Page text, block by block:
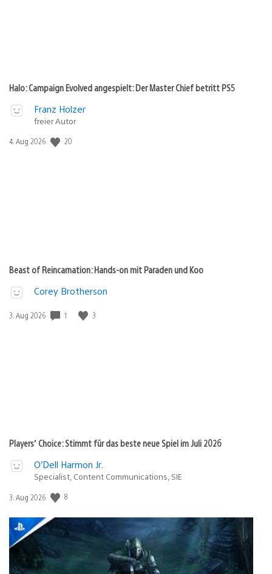
Halo: Campaign Evolved angespielt: Der Master Chief betritt PS5
Franz Holzer
freier Autor
Veröffentlichungsdatum:
4. Aug 2026 20
Beast of Reincarnation: Hands-on mit Paraden und Koo
Corey Brotherson
Veröffentlichungsdatum:
3. Aug 2026 1 3
Players’ Choice: Stimmt für das beste neue Spiel im Juli 2026
O’Dell Harmon Jr.
Specialist, Content Communications, SIE
Veröffentlichungsdatum:
3. Aug 2026 8